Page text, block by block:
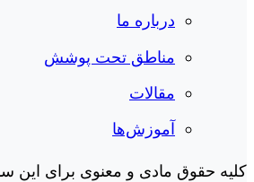
درباره ما
مناطق تحت پوشش
مقالات
آموزش‌ها
کلیه حقوق مادی و معنوی برای